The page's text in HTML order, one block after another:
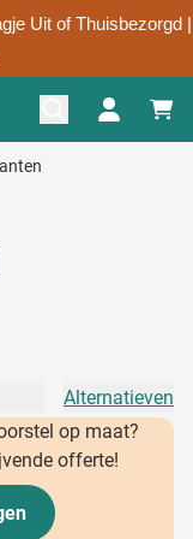
Uit of Thuisbezorgd |
Alternatieven
op maat?
offerte!